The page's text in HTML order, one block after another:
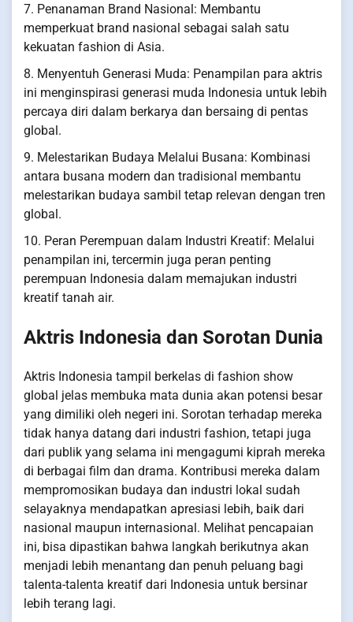
7. Penanaman Brand Nasional: Membantu
memperkuat brand nasional sebagai salah satu
kekuatan fashion di Asia.
8. Menyentuh Generasi Muda: Penampilan para aktris
ini menginspirasi generasi muda Indonesia untuk lebih
percaya diri dalam berkarya dan bersaing di pentas
global.
9. Melestarikan Budaya Melalui Busana: Kombinasi
antara busana modern dan tradisional membantu
melestarikan budaya sambil tetap relevan dengan tren
global.
10. Peran Perempuan dalam Industri Kreatif: Melalui
penampilan ini, tercermin juga peran penting
perempuan Indonesia dalam memajukan industri
kreatif tanah air.
Aktris Indonesia dan Sorotan Dunia
Aktris Indonesia tampil berkelas di fashion show
global jelas membuka mata dunia akan potensi besar
yang dimiliki oleh negeri ini. Sorotan terhadap mereka
tidak hanya datang dari industri fashion, tetapi juga
dari publik yang selama ini mengagumi kiprah mereka
di berbagai film dan drama. Kontribusi mereka dalam
mempromosikan budaya dan industri lokal sudah
selayaknya mendapatkan apresiasi lebih, baik dari
nasional maupun internasional. Melihat pencapaian
ini, bisa dipastikan bahwa langkah berikutnya akan
menjadi lebih menantang dan penuh peluang bagi
talenta-talenta kreatif dari Indonesia untuk bersinar
lebih terang lagi.